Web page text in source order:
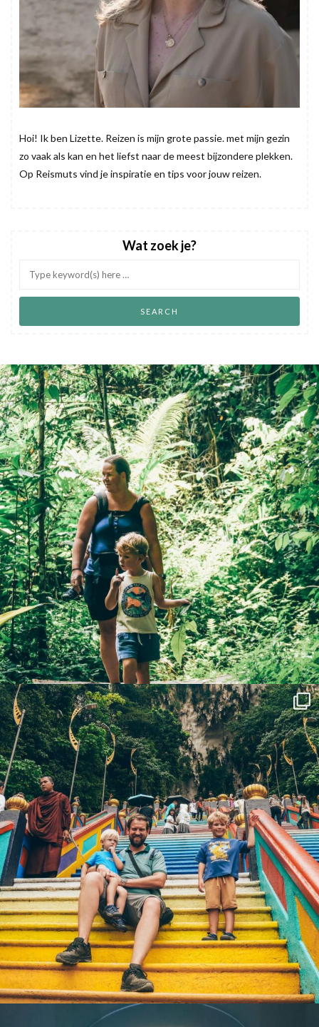
Hoi! Ik ben Lizette. Reizen is mijn grote passie. met mijn gezin
zo vaak als kan en het liefst naar de meest bijzondere plekken.
Op Reismuts vind je inspiratie en tips voor jouw reizen.
Wat zoek je?